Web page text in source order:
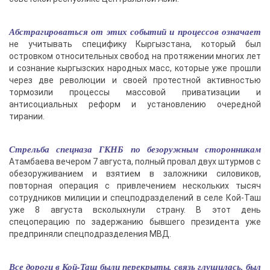
Абстрагироваться от этих событий и процессов означает
не учитывать специфику Кыргызстана, который был
островком относительных свобод на протяжении многих лет
и сознание кыргызских народных масс, которые уже прошли
через две революции и своей протестной активностью
тормозили процессы массовой приватизации и
антисоциальных реформ и установлению очередной
тирании.
Стрельба спецназа ГКНБ по безоружным сторонникам
Атамбаева вечером 7 августа, полный провал двух штурмов с
обезоруживанием и взятием в заложники силовиков,
повторная операция с привлечением нескольких тысяч
сотрудников милиции и спецподразделений в селе Кой-Таш
уже 8 августа всколыхнули страну. В этот день
спецоперацию по задержанию бывшего президента уже
предприняли спецподразделения МВД.
Все дороги в Кой-Таш были перекрыты, связь глушилась, был